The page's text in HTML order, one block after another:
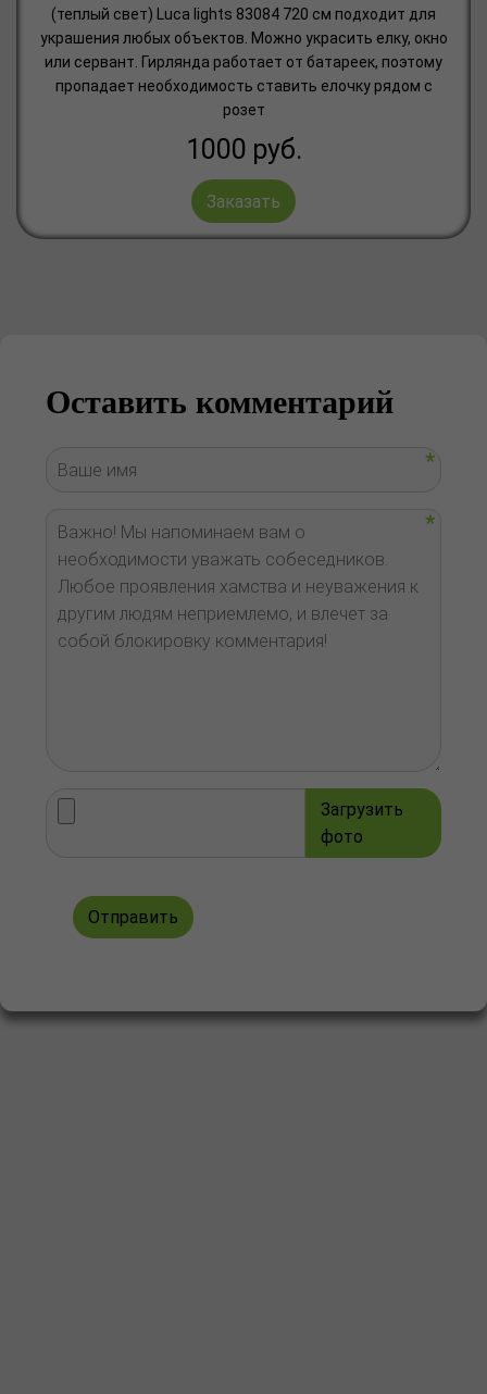
(теплый свет) Luca lights 83084 720 см подходит для
украшения любых объектов. Можно украсить елку, окно
или сервант. Гирлянда работает от батареек, поэтому
пропадает необходимость ставить елочку рядом с
розет
1000 руб.
Заказать
Оставить комментарий
Загрузить
фото
Отправить